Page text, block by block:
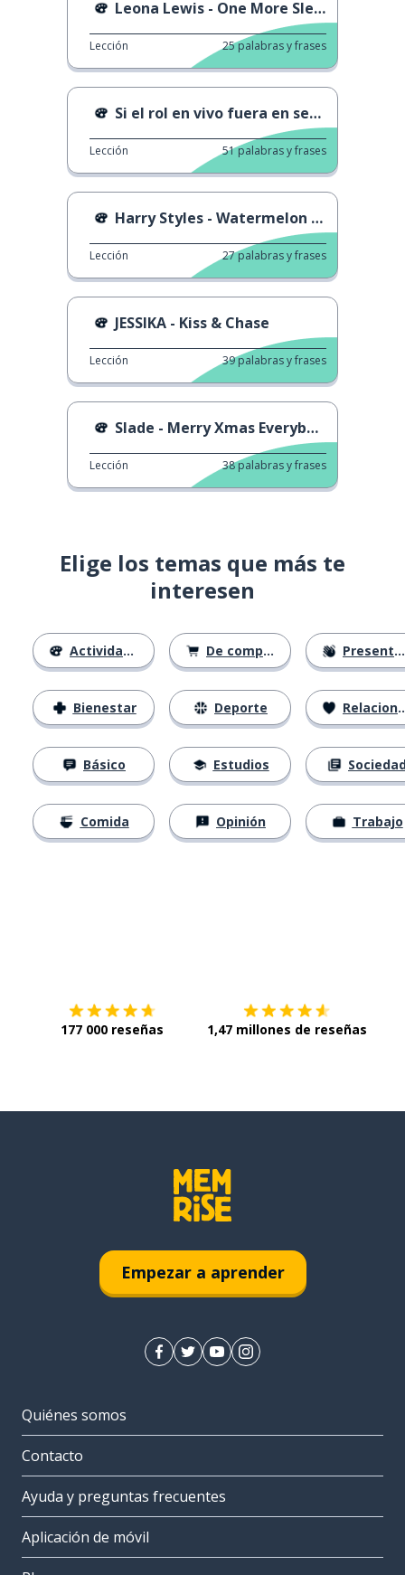
Leona Lewis - One More Sleep
Lección 25palabras y frases
Si el rol en vivo fuera en serio
Lección 51palabras y frases
Harry Styles - Watermelon Sugar High
Lección 27palabras y frases
JESSIKA - Kiss & Chase
Lección 39palabras y frases
Slade - Merry Xmas Everybody
Lección 38palabras y frases
Elige los temas que más te
interesen
Actividades
Bienestar
Básico
Comida
De compras
Deporte
Estudios
Opinión
Presentación
Relaciones
Trabajo
177 000 reseñas 1,47 millones de reseñas
Empezar a aprender
Quiénes somos
Contacto
Ayuda y preguntas frecuentes
Aplicación de móvil